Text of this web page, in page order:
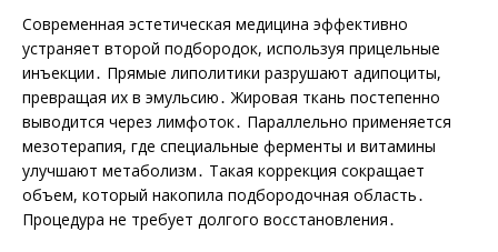
Современная эстетическая медицина эффективно
устраняет второй подбородок, используя прицельные
инъекции․ Прямые липолитики разрушают адипоциты,
превращая их в эмульсию․ Жировая ткань постепенно
выводится через лимфоток․ Параллельно применяется
мезотерапия, где специальные ферменты и витамины
улучшают метаболизм․ Такая коррекция сокращает
объем, который накопила подбородочная область․
Процедура не требует долгого восстановления․